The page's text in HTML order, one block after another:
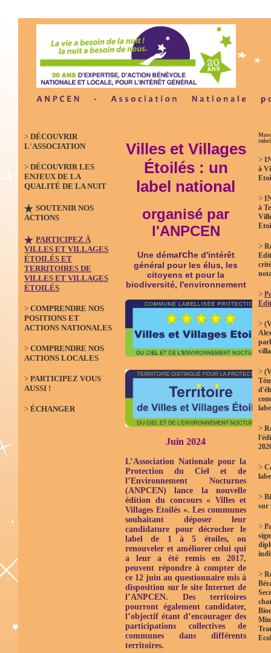
> DÉCOUVRIR
L'ASSOCIATION
> DÉCOUVRIR LES
ENJEUX DE LA
QUALITÉ DE LA NUIT
SOUTENIR NOS
ACTIONS
PARTICIPEZ À
VILLES ET VILLAGES
ÉTOILÉS ET
TERRITOIRES DE
VILLES ET VILLAGES
ÉTOILÉS
> COMPRENDRE NOS
POSITIONS ET
ACTIONS NATIONALES
> COMPRENDRE NOS
ACTIONS LOCALES
> PARTICIPEZ VOUS
AUSSI !
> ÉCHANGER
Villes et Villages
Étoilés : un
label national
organisé par
l'ANPCEN
Une démarche d'intérêt
général pour les élus, les
citoyens et pour la
biodiversité, l'environnement
Juin 2024
L’Association Nationale pour la
Protection du Ciel et de
l’Environnement Nocturnes
(ANPCEN) lance la nouvelle
édition du concours « Villes et
Villages Etoilés ». Les communes
souhaitant déposer leur
candidature pour décrocher le
label de 1 à 5 étoiles, ou
renouveler et améliorer celui qui
a leur a été remis en 2017,
peuvent répondre à compter de
ce 12 juin au questionnaire mis à
disposition sur le site Internet de
l’ANPCEN. Des territoires
pourront également candidater,
l’objectif étant d’encourager des
participations collectives de
communes dans différents
territoires.
>
à
>
à
>
>
>
>
>
>
>
sur
>
>